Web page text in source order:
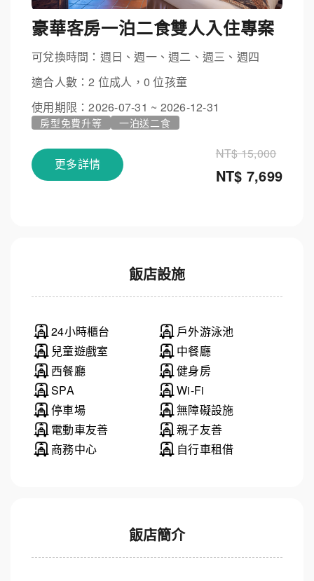
豪華客房一泊二食雙人入住專案
可兌換時間：週日、週一、週二、週三、週四
適合人數：2 位成人，0 位孩童
使用期限：2026-07-31 ~ 2026-12-31
房型免費升等 一泊送二食
NT$ 15,000
NT$ 7,699
更多詳情
飯店設施
24小時櫃台
戶外游泳池
兒童遊戲室
中餐廳
西餐廳
健身房
SPA
Wi-Fi
停車場
無障礙設施
電動車友善
親子友善
商務中心
自行車租借
飯店簡介